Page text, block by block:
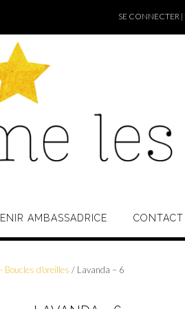
SE CONNECTER |
AMBASSADRICE CONTACT
Boucles d'oreilles / Lavanda – 6